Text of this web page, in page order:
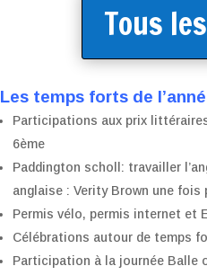
Tous
Les temps forts de
Participations aux prix
6ème
Paddington scholl: travailler
anglaise : Verity Brown une fois
Permis vélo, permis internet et
Célébrations autour de temps
Participation à la journée Balle